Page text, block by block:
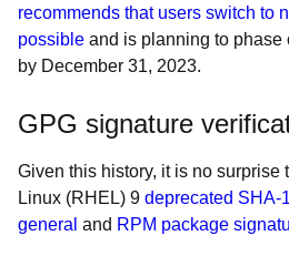
recommends that users switch to
possible and is planning to
by December 31, 2023.
GPG signature
Given this history, it is no surprise
Linux (RHEL) 9 deprecated SHA-
general and RPM package